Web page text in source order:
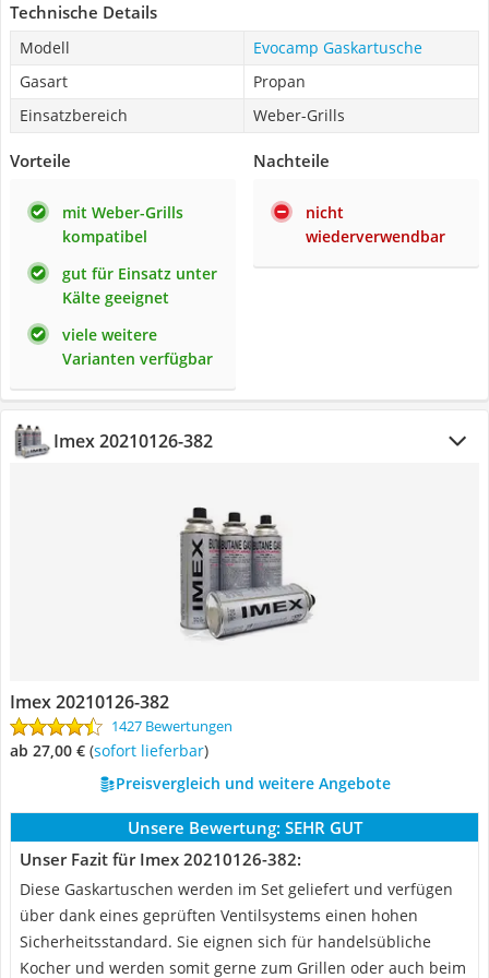
Technische Details
Modell
Evocamp Gaskartusche
Gasart
Propan
Einsatzbereich
Weber-Grills
Vorteile
mit Weber-Grills
kompatibel
gut für Einsatz unter
Kälte geeignet
viele weitere
Varianten verfügbar
Nachteile
nicht
wiederverwendbar
Imex 20210126-382
Imex 20210126-382
1427 Bewertungen
ab 27,00 € ( Sofort lieferbar)
Preisvergleich und weitere Angebote
Unsere Bewertung: SEHR GUT
Unser Fazit für Imex 20210126-382:
Diese Gaskartuschen werden im Set geliefert und verfügen
über dank eines geprüften Ventilsystems einen hohen
Sicherheitsstandard. Sie eignen sich für handelsübliche
Kocher und werden somit gerne zum Grillen oder auch beim